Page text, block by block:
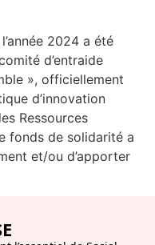
2024 a été
d’entraide
», officiellement
d’innovation
Ressources
fonds de solidarité a
et/ou d’apporter